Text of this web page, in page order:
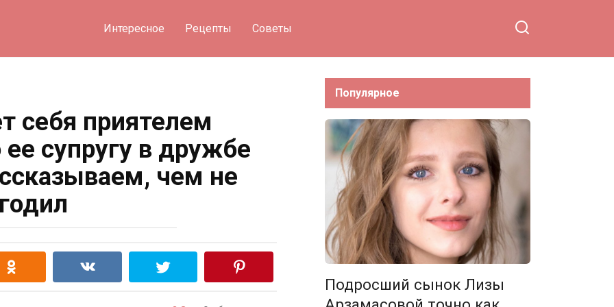
Интересное Рецепты Советы
себя приятелем
супругу в дружбе
чем не
Популярное
Подросший сынок Лизы
собственных корней